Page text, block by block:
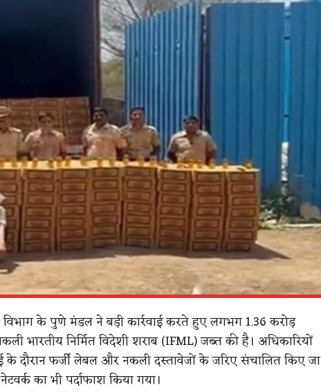
विभाग के पुणे मंडल ने बड़ी कार्रवाई करते हुए लगभग 1.36 करोड़
भारतीय निर्मित विदेशी शराब (IFML) जब्त की है। अधिकारियों
के दौरान फर्जी लेबल और नकली दस्तावेजों के जरिए संचालित किए जा
का भी पर्दाफाश किया गया।